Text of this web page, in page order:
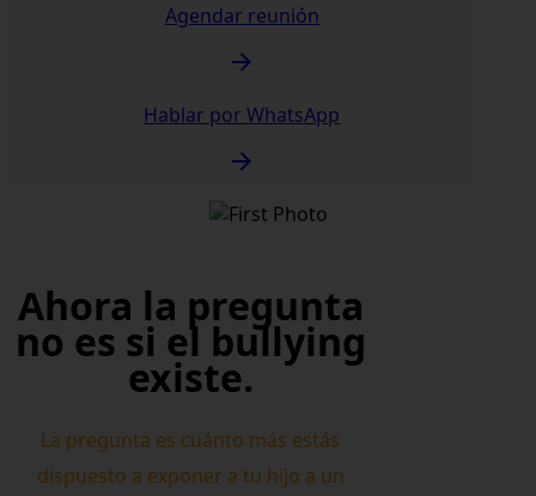
Agendar reunión
Hablar por WhatsApp
Ahora la pregunta
no es si el bullying
existe.
La pregunta es cuánto más estás
dispuesto a exponer a tu hijo a un